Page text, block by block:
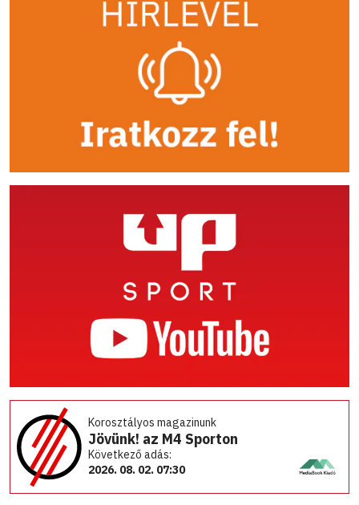
Korosztályos magazinunk
Jövünk! az M4 Sporton
Következő adás:
2026. 08. 02. 07:30